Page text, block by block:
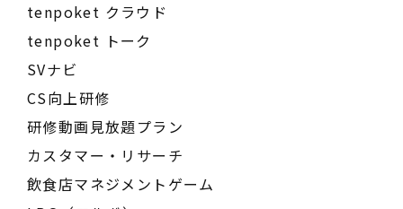
tenpoket クラウド
tenpoket トーク
SVナビ
CS向上研修
研修動画見放題プラン
カスタマー・リサーチ
飲食店マネジメントゲーム